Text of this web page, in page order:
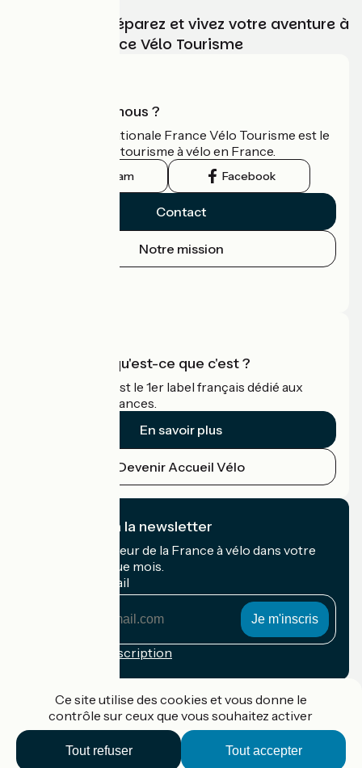
Choisissez, préparez et vivez votre aventure à
vélo avec France Vélo Tourisme
Qui sommes-nous ?
L'association nationale France Vélo Tourisme est le
guide officiel du tourisme à vélo en France.
Instagram Facebook
Contact
Notre mission
Accueil Vélo qu'est-ce que c'est ?
Accueil Vélo c'est le 1er label français dédié aux
cyclistes en vacances.
En savoir plus
Devenir Accueil Vélo
Je m'abonne à la newsletter
Recevez le meilleur de la France à vélo dans votre
boîte mail chaque mois.
Mon adresse mail
Conditions d'inscription
Accueil Vélo Pro
Ce site utilise des cookies et vous donne le
contrôle sur ceux que vous souhaitez activer
Tout accepter
Tout refuser